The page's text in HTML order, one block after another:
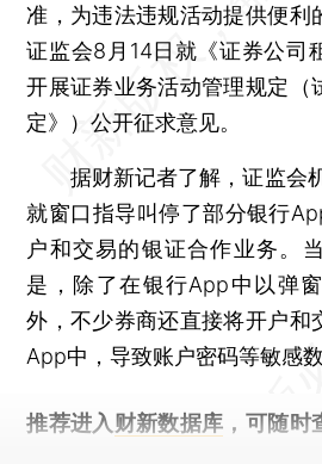
准，为违法违规活动提供便利
证监会8月14日就《证券公司
开展证券业务活动管理规定（
定》）公开征求意见。
据财新记者了解，证监会
就窗口指导叫停了部分银行
户和交易的银证合作业务。
是，除了在银行App中以弹
外，不少券商还直接将开户和
App中，导致账户密码等敏感
推荐进入 财新数据库 ，可随